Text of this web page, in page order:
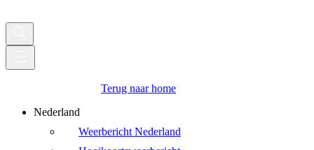
Terug naar home
Nederland
Weerbericht Nederland